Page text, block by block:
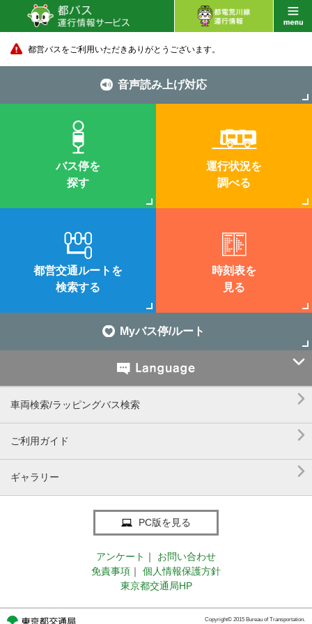
都営バスをご利用いただきありがとうございます。
音声読み上げ対応
バス停を
探す
運行状況を
調べる
都営交通ルートを
検索する
時刻表を
見る
Myバス停/ルート

車両検索/ラッピングバス検索 
ご利用ガイド 
ギャラリー 
PC版を見る
アンケート ｜
お問い合わせ
免責事項 ｜
個人情報保護方針
東京都交通局HP
Copyright© 2015 Bureau of Transportation.